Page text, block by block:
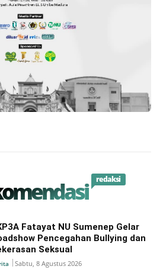
redaksi
Fatayat NU Sumenep Gelar
Pencegahan Bullying dan
Seksual
Sabtu, 8 Agustus 2026